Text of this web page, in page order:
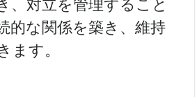
、対立を管理すること
的な関係を築き、維持
ます。